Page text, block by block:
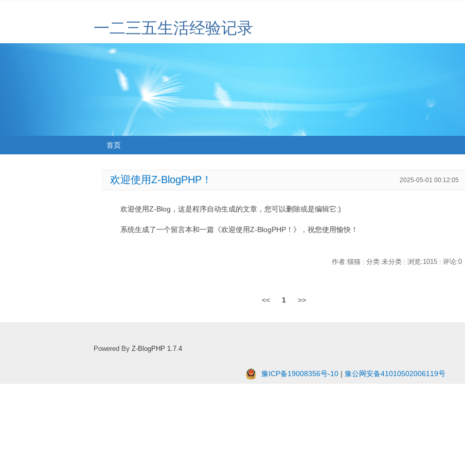
一二三五生活经验记录
首页
欢迎使用Z-BlogPHP！ 2025-05-01 00:12:05
欢迎使用Z-Blog，这是程序自动生成的文章，您可以删除或是编辑它:)
系统生成了一个留言本和一篇《欢迎使用Z-BlogPHP！》，祝您使用愉快！
作者:猫猫 | 分类:未分类 | 浏览:1015 | 评论:0
<< 1 >>
Powered By Z-BlogPHP 1.7.4
豫ICP备19008356号-10 | 豫公网安备41010502006119号